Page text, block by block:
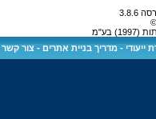
בע"מ
ייעודי -מדריך בניית אתרים -צור קשר